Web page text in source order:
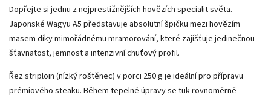
Dopřejte si jednu z nejprestižnějších hovězích specialit světa.
Japonské Wagyu A5 představuje absolutní špičku mezi hovězím
masem díky mimořádnému mramorování, které zajišťuje jedinečnou
šťavnatost, jemnost a intenzivní chuťový profil.
Řez striploin (nízký roštěnec) v porci 250 g je ideální pro přípravu
prémiového steaku. Během tepelné úpravy se tuk rovnoměrně